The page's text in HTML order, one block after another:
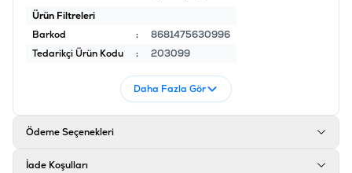
Ürün Filtreleri
Barkod
:
8681475630996
Tedarikçi Ürün Kodu
: 203099
Daha Fazla Gör
Ödeme Seçenekleri
İade Koşulları